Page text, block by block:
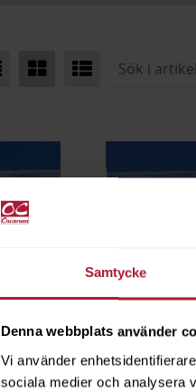
Samtycke
Denna webbplats använder
Vi använder
sociala medier och analysera